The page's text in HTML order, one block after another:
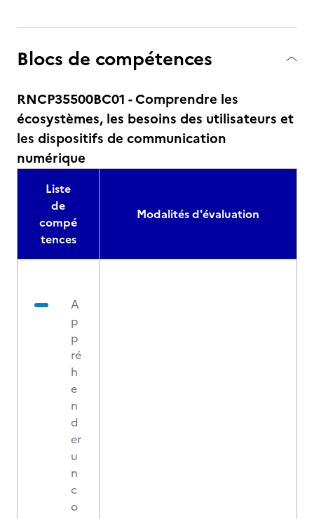
Blocs de compétences
RNCP35500BC01 - Comprendre les
écosystèmes, les besoins des utilisateurs et
les dispositifs de communication
numérique
Liste
de
compé
tences
Modalités d'évaluation
A
p
p
ré
h
e
n
d
er
u
n
c
o